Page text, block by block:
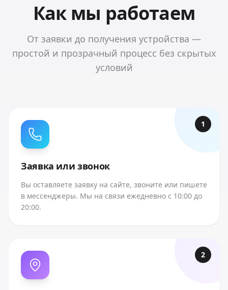
Как мы работаем
От заявки до получения устройства —
простой и прозрачный процесс без скрытых
условий
1
Заявка или звонок
Вы оставляете заявку на сайте, звоните или пишете
в мессенджеры. Мы на связи ежедневно с 10:00 до
20:00.
2